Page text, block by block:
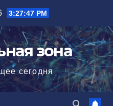
3:27:48 PM
зона
сегодня